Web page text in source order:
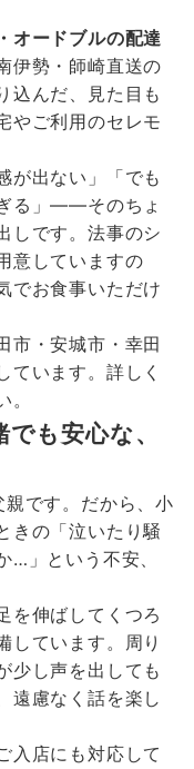
オードブルの配達
伊勢・師崎直送の
込んだ、見た目も
やご利用のセレモ
が出ない」「でも
る」——そのちょ
しです。法事のシ
意していますの
でお食事いただけ
市・安城市・幸田
ています。詳しく
も安心な、
です。だから、小
きの「泣いたり騒
…」という不安、
を伸ばしてくつろ
しています。周り
少し声を出しても
遠慮なく話を楽し
入店にも対応して